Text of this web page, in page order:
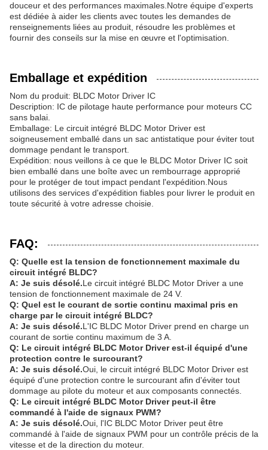
douceur et des performances maximales.Notre équipe d'experts
est dédiée à aider les clients avec toutes les demandes de
renseignements liées au produit, résoudre les problèmes et
fournir des conseils sur la mise en œuvre et l'optimisation.
Emballage et expédition
Nom du produit: BLDC Motor Driver IC
Description: IC de pilotage haute performance pour moteurs CC
sans balai.
Emballage: Le circuit intégré BLDC Motor Driver est
soigneusement emballé dans un sac antistatique pour éviter tout
dommage pendant le transport.
Expédition: nous veillons à ce que le BLDC Motor Driver IC soit
bien emballé dans une boîte avec un rembourrage approprié
pour le protéger de tout impact pendant l'expédition.Nous
utilisons des services d'expédition fiables pour livrer le produit en
toute sécurité à votre adresse choisie.
FAQ:
Q: Quelle est la tension de fonctionnement maximale du
circuit intégré BLDC?
A: Je suis désolé.Le circuit intégré BLDC Motor Driver a une
tension de fonctionnement maximale de 24 V.
Q: Quel est le courant de sortie continu maximal pris en
charge par le circuit intégré BLDC?
A: Je suis désolé.L'IC BLDC Motor Driver prend en charge un
courant de sortie continu maximum de 3 A.
Q: Le circuit intégré BLDC Motor Driver est-il équipé d'une
protection contre le surcourant?
A: Je suis désolé.Oui, le circuit intégré BLDC Motor Driver est
équipé d'une protection contre le surcourant afin d'éviter tout
dommage au pilote du moteur et aux composants connectés.
Q: Le circuit intégré BLDC Motor Driver peut-il être
commandé à l'aide de signaux PWM?
A: Je suis désolé.Oui, l'IC BLDC Motor Driver peut être
commandé à l'aide de signaux PWM pour un contrôle précis de la
vitesse et de la direction du moteur.